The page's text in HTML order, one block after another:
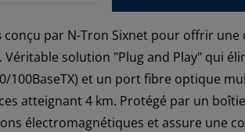
conçu par N-Tron Sixnet pour offrir une
solution "Plug and Play" qui
100BaseTX) et un port fibre optique
atteignant 4 km. Protégé par un
électromagnétiques et assure une